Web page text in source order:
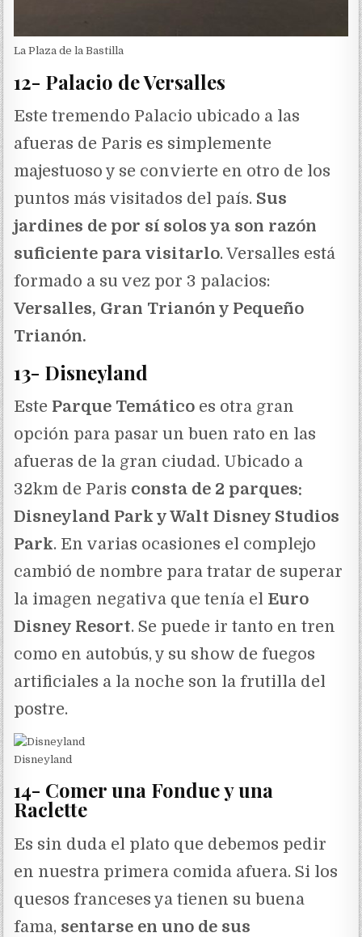
La Plaza de la Bastilla
12- Palacio de Versalles
Este tremendo Palacio ubicado a las
afueras de Paris es simplemente
majestuoso y se convierte en otro de los
puntos más visitados del país. Sus
jardines de por sí solos ya son razón
suficiente para visitarlo. Versalles está
formado a su vez por 3 palacios:
Versalles, Gran Trianón y Pequeño
Trianón.
13- Disneyland
Este Parque Temático es otra gran
opción para pasar un buen rato en las
afueras de la gran ciudad. Ubicado a
32km de Paris consta de 2 parques:
Disneyland Park y Walt Disney Studios
Park. En varias ocasiones el complejo
cambió de nombre para tratar de superar
la imagen negativa que tenía el Euro
Disney Resort. Se puede ir tanto en tren
como en autobús, y su show de fuegos
artificiales a la noche son la frutilla del
postre.
Disneyland
14- Comer una Fondue y una
Raclette
Es sin duda el plato que debemos pedir
en nuestra primera comida afuera. Si los
quesos franceses ya tienen su buena
fama, sentarse en uno de sus